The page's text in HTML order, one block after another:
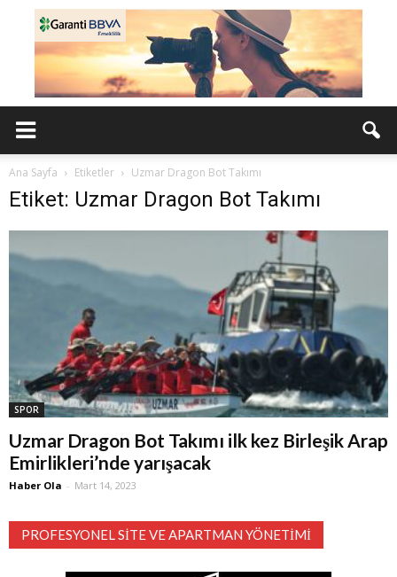
Ana Sayfa Etiketler Uzmar Dragon Bot Takımı
Etiket: Uzmar Dragon Bot Takımı
SPOR
Uzmar Dragon Bot Takımı ilk kez Birleşik Arap
Emirlikleri’nde yarışacak
Haber Ola - Mart 14, 2023
PROFESYONEL SITE VE APARTMAN YÖNETIMI